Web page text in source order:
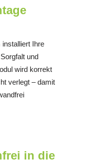
Ihre
und
wird korrekt
verlegt – damit
in die